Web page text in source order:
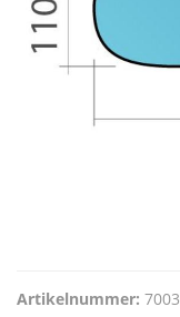
Artikelnummer: 7003